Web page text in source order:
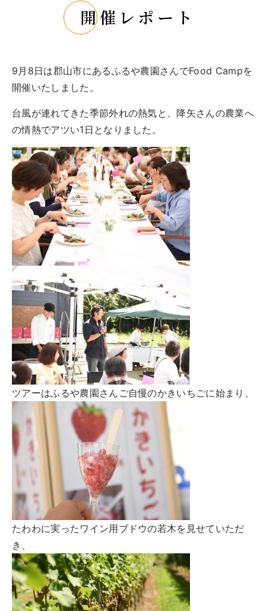
法人・自治体様向け
トップ
実例一覧
お問合せ
開催レポート
9月8日は郡山市にあるふるや農園さんでFood Campを
開催いたしました。
台風が連れてきた季節外れの熱気と、降矢さんの農業へ
の情熱でアツい1日となりました。
ツアーはふるや農園さんご自慢のかきいちごに始まり、
たわわに実ったワイン用ブドウの若木を見せていただ
き、